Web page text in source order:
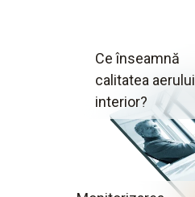
Ce înseamnă
calitatea aerului
interior?